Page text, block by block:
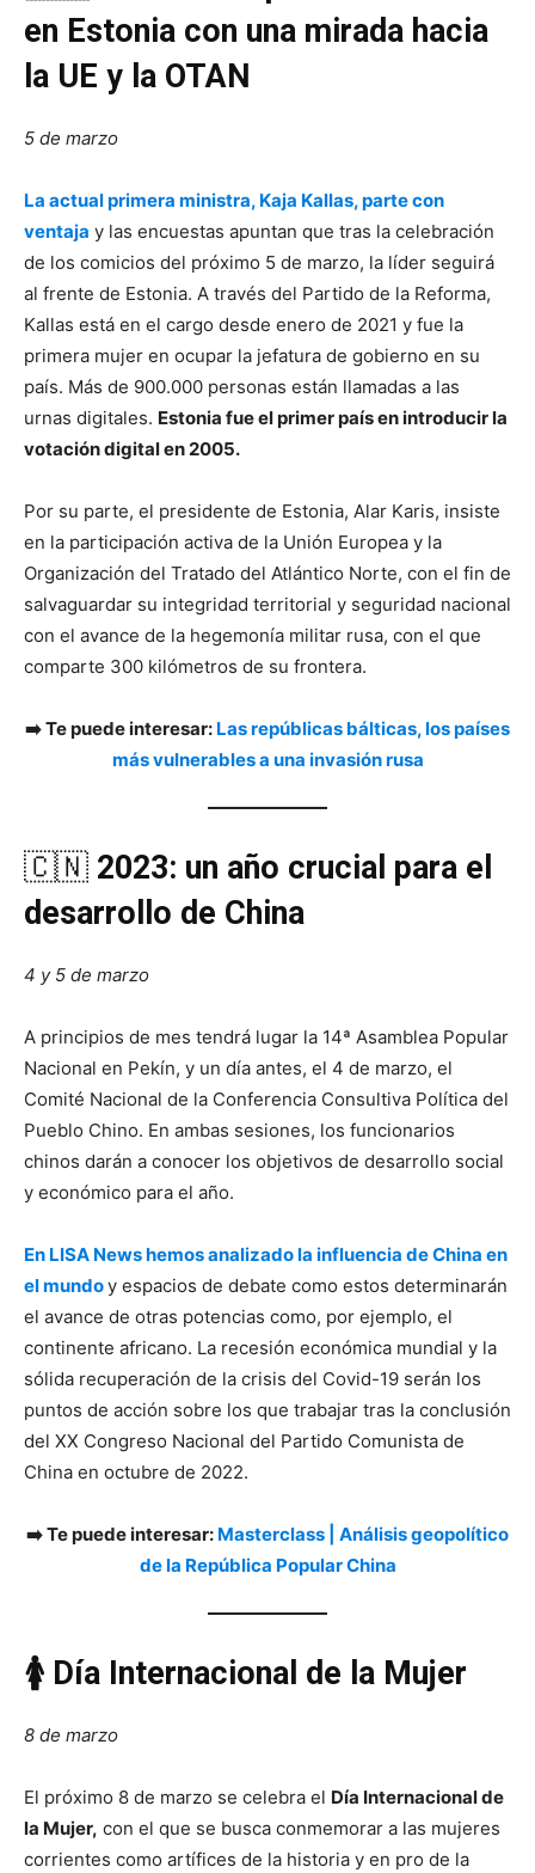
en Estonia con una mirada hacia
la UE y la OTAN
5 de marzo
La actual primera ministra, Kaja Kallas, parte con
ventaja y las encuestas apuntan que tras la celebración
de los comicios del próximo 5 de marzo, la líder seguirá
al frente de Estonia. A través del Partido de la Reforma,
Kallas está en el cargo desde enero de 2021 y fue la
primera mujer en ocupar la jefatura de gobierno en su
país. Más de 900.000 personas están llamadas a las
urnas digitales. Estonia fue el primer país en introducir la
votación digital en 2005.
Por su parte, el presidente de Estonia, Alar Karis, insiste
en la participación activa de la Unión Europea y la
Organización del Tratado del Atlántico Norte, con el fin de
salvaguardar su integridad territorial y seguridad nacional
con el avance de la hegemonía militar rusa, con el que
comparte 300 kilómetros de su frontera.
➡️ Te puede interesar: Las repúblicas bálticas, los países
más vulnerables a una invasión rusa
🇨🇳 2023: un año crucial para el
desarrollo de China
4 y 5 de marzo
A principios de mes tendrá lugar la 14ª Asamblea Popular
Nacional en Pekín, y un día antes, el 4 de marzo, el
Comité Nacional de la Conferencia Consultiva Política del
Pueblo Chino. En ambas sesiones, los funcionarios
chinos darán a conocer los objetivos de desarrollo social
y económico para el año.
En LISA News hemos analizado la influencia de China en
el mundoy espacios de debate como estos determinarán
el avance de otras potencias como, por ejemplo, el
continente africano. La recesión económica mundial y la
sólida recuperación de la crisis del Covid-19 serán los
puntos de acción sobre los que trabajar tras la conclusión
del XX Congreso Nacional del Partido Comunista de
China en octubre de 2022.
➡️ Te puede interesar: Masterclass | Análisis geopolítico
de la República Popular China
🚺 Día Internacional de la Mujer
8 de marzo
El próximo 8 de marzo se celebra el Día Internacional de
la Mujer, con el que se busca conmemorar a las mujeres
corrientes como artífices de la historia y en pro de la